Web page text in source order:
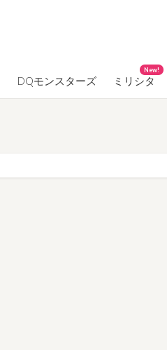
DQモンスターズ ミリシタ
New!